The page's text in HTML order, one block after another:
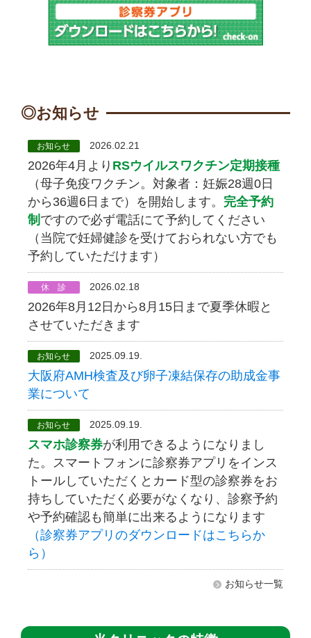
お知らせ
お知らせ 2026.02.21
2026年4月より RSウイルスワクチン定期接種
（母子免疫ワクチン。対象者：妊娠28週0日
から36週6日まで）を開始します。 完全予約
制 ですので必ず電話にて予約してください
（当院で妊婦健診を受けておられない方でも
予約していただけます）
休 診 2026.02.18
2026年8月12日から8月15日まで夏季休暇と
させていただきます
お知らせ 2025.09.19.
大阪府AMH検査及び卵子凍結保存の助成金事
業について
お知らせ 2025.09.19.
スマホ診察券が利用できるようになりまし
た。スマートフォンに診察券アプリをインス
トールしていただくとカード型の診察券をお
持ちしていただく必要がなくなり、診察予約
や予約確認も簡単に出来るようになります
（診察券アプリのダウンロードはこちらか
ら）
お知らせ一覧